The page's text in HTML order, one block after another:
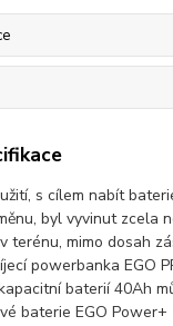
s cílem nabít
byl vyvinut zcela
terénu, mimo dosah
powerbanka EGO
baterií 40Ah
baterie EGO